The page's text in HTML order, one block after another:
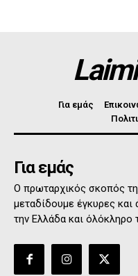
Για εμάς
Για εμάς
Ο πρωταρχικός σκοπός
μεταδίδουμε έγκυρες
την Ελλάδα και όλόκληρο